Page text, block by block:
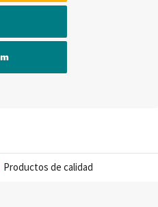
Productos de calidad